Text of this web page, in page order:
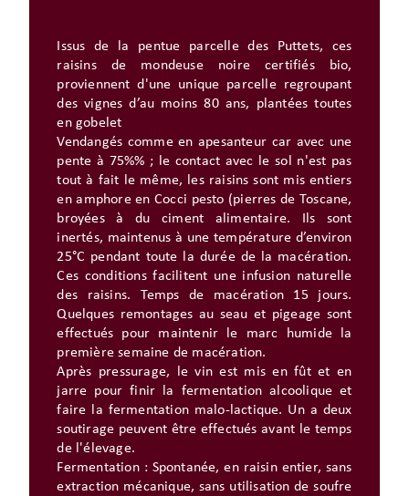
Issus de la pentue parcelle des Puttets, ces
raisins de mondeuse noire certifiés bio,
proviennent d'une unique parcelle regroupant
des vignes d’au moins 80 ans, plantées toutes
en gobelet
Vendangés comme en apesanteur car avec une
pente à 75%% ; le contact avec le sol n'est pas
tout à fait le même, les raisins sont mis entiers
en amphore en Cocci pesto (pierres de Toscane,
broyées à du ciment alimentaire. Ils sont
inertés, maintenus à une température d’environ
25°C pendant toute la durée de la macération.
Ces conditions facilitent une infusion naturelle
des raisins. Temps de macération 15 jours.
Quelques remontages au seau et pigeage sont
effectués pour maintenir le marc humide la
première semaine de macération.
Après pressurage, le vin est mis en fût et en
jarre pour finir la fermentation alcoolique et
faire la fermentation malo-lactique. Un a deux
soutirage peuvent être effectués avant le temps
de l'élevage.
Fermentation : Spontanée, en raisin entier, sans
extraction mécanique, sans utilisation de soufre